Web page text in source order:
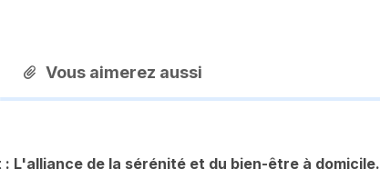
Vous aimerez aussi
L'alliance de la sérénité et du bien-être à domicile.